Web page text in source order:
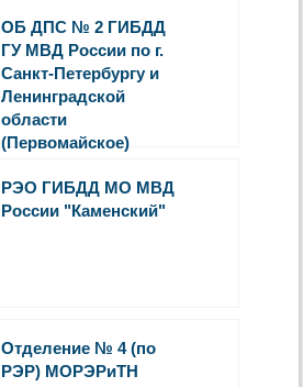
ОБ ДПС № 2 ГИБДД
ГУ МВД России по г.
Санкт-Петербургу и
Ленинградской
области
(Первомайское)
РЭО ГИБДД МО МВД
России "Каменский"
Отделение № 4 (по
РЭР) МОРЭРиТН